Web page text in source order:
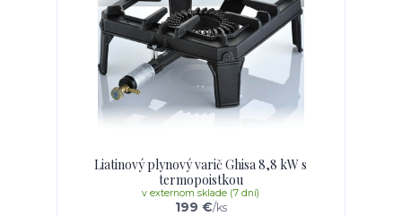
Liatinový plynový varič Ghisa 8,8 kW s
termopoistkou
199 €/ks
v externom sklade (7 dní)